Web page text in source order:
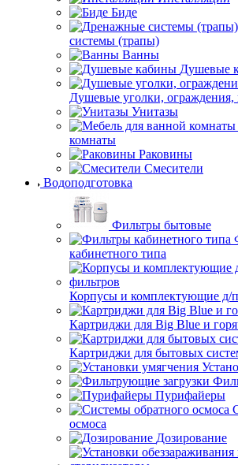
Биде
системы (трапы)
Ванны
Душевые
Душевые уголки,
Унитазы
комнаты
Раковины
Смесители
Водоподготовка
Фильтры бытовые
кабинетного типа
Корпусы и комплектующие д/
Картриджи для Big Blue и
Картриджи для бытовых
Пурифайеры
осмоса
Дозирование